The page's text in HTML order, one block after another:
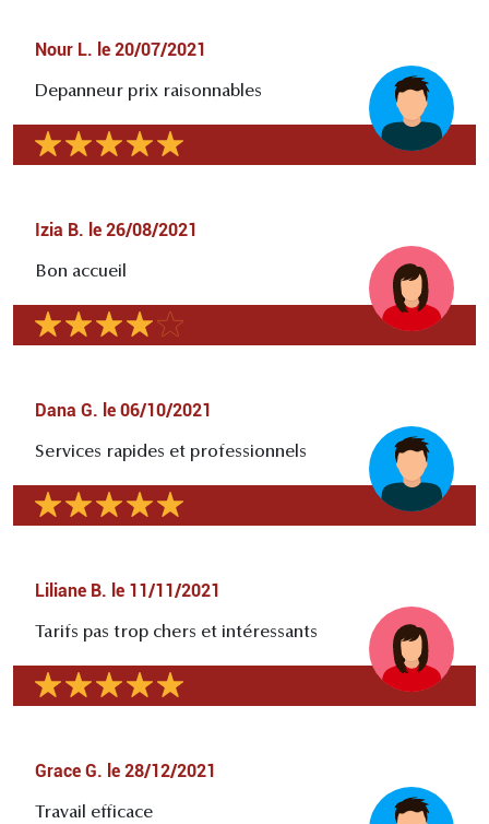
Nour L. le 20/07/2021
Depanneur prix raisonnables
Izia B. le 26/08/2021
Bon accueil
Dana G. le 06/10/2021
Services rapides et professionnels
Liliane B. le 11/11/2021
Tarifs pas trop chers et intéressants
Grace G. le 28/12/2021
Travail efficace